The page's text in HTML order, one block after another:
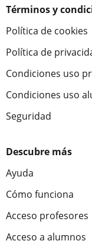
Términos y
Política de cookies
Política de
Condiciones uso
Condiciones uso
Seguridad
Descubre más
Ayuda
Cómo funciona
Acceso profesores
Acceso a alumnos